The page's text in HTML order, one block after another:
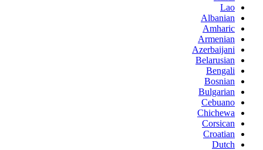
Lao
Albanian
Amharic
Armenian
Azerbaijani
Belarusian
Bengali
Bosnian
Bulgarian
Cebuano
Chichewa
Corsican
Croatian
Dutch